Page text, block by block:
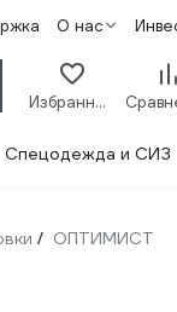
О нас
Избранное
Спецодежда и СИЗ
/ ОПТИМИСТ